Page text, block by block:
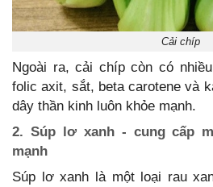
Cải chíp
Ngoài ra, cải chíp còn có
folic axit, sắt, beta carotene và
dây thần kinh luôn khỏe mạnh.
2. Súp lơ xanh - cung cấp
mạnh
Súp lơ xanh là một loại rau